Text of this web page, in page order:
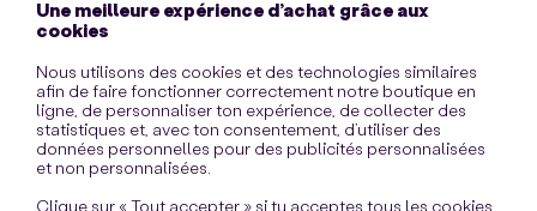
Une meilleure expérience d’achat grâce aux
cookies
Nous utilisons des cookies et des technologies similaires
afin de faire fonctionner correctement notre boutique en
ligne, de personnaliser ton expérience, de collecter des
statistiques et, avec ton consentement, d’utiliser des
données personnelles pour des publicités personnalisées
et non personnalisées.
Clique sur « Tout accepter » si tu acceptes tous les cookies.